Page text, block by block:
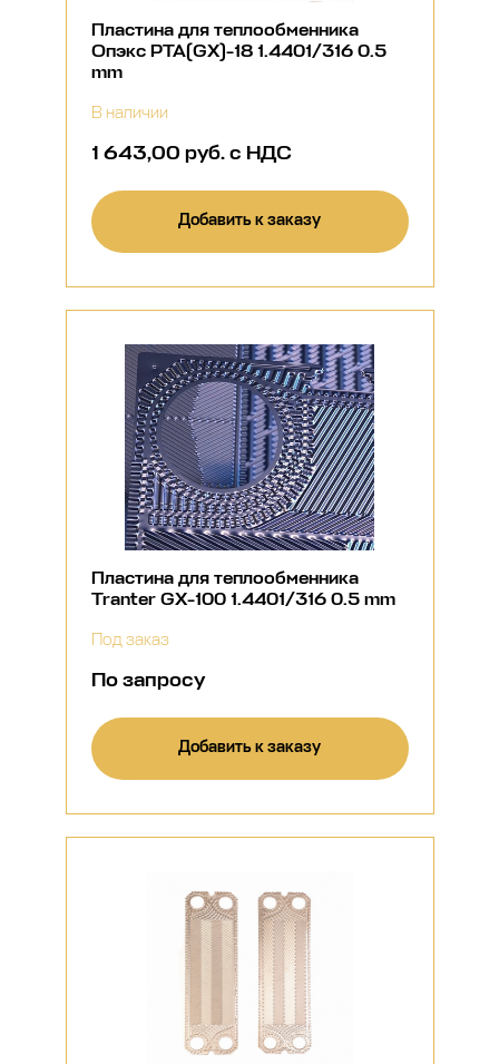
Пластина для теплообменника
Опэкс РТА(GX)-18 1.4401/316 0.5
mm
В наличии
1 643,00 руб. с НДС
Добавить к заказу
Пластина для теплообменника
Tranter GX-100 1.4401/316 0.5 mm
Под заказ
По запросу
Добавить к заказу